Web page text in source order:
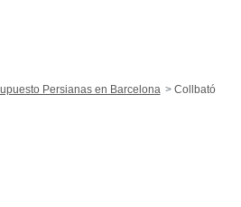
Persianas en Barcelona Collbató